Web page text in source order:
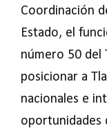
Coordinación
Estado, el
número 50 del
posicionar a
nacionales e
oportunidades